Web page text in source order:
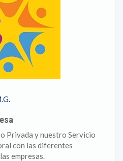
Privada y nuestro Servicio
con las diferentes
empresas.